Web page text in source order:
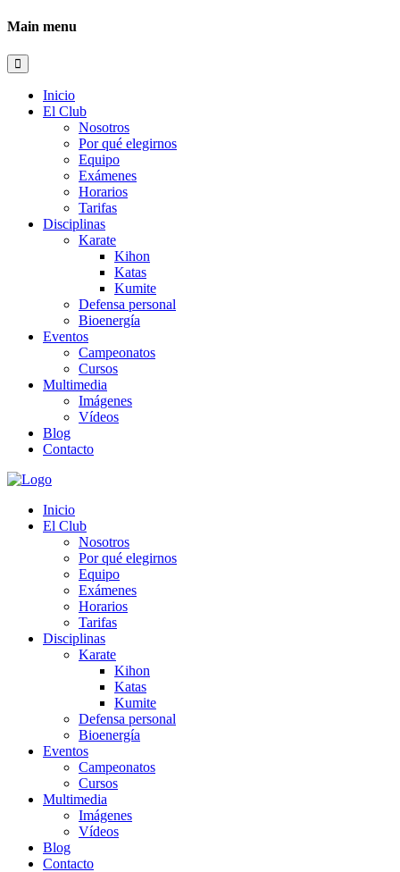
Main menu
Inicio
El Club
Nosotros
Por qué elegirnos
Equipo
Exámenes
Horarios
Tarifas
Disciplinas
Karate
Kihon
Katas
Kumite
Defensa personal
Bioenergía
Eventos
Campeonatos
Cursos
Multimedia
Imágenes
Vídeos
Blog
Contacto
Inicio
El Club
Nosotros
Por qué elegirnos
Equipo
Exámenes
Horarios
Tarifas
Disciplinas
Karate
Kihon
Katas
Kumite
Defensa personal
Bioenergía
Eventos
Campeonatos
Cursos
Multimedia
Imágenes
Vídeos
Blog
Contacto